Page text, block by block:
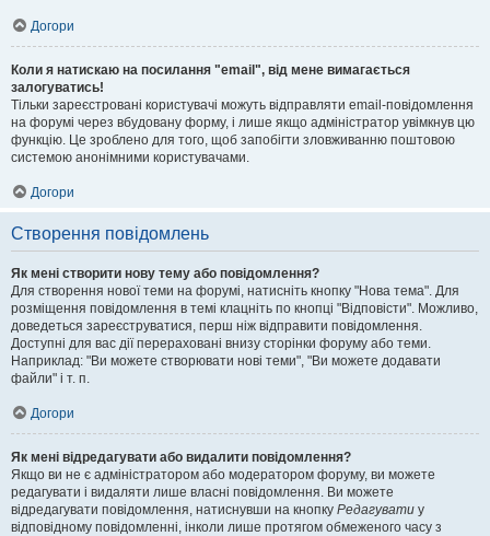
Догори
Коли я натискаю на посилання "email", від мене вимагається
залогуватись!
Тільки зареєстровані користувачі можуть відправляти email-повідомлення
на форумі через вбудовану форму, і лише якщо адміністратор увімкнув цю
функцію. Це зроблено для того, щоб запобігти зловживанню поштовою
системою анонімними користувачами.
Догори
Створення повідомлень
Як мені створити нову тему або повідомлення?
Для створення нової теми на форумі, натисніть кнопку "Нова тема". Для
розміщення повідомлення в темі клацніть по кнопці "Відповісти". Можливо,
доведеться зареєструватися, перш ніж відправити повідомлення.
Доступні для вас дії перераховані внизу сторінки форуму або теми.
Наприклад: "Ви можете створювати нові теми", "Ви можете додавати
файли" і т. п.
Догори
Як мені відредагувати або видалити повідомлення?
Якщо ви не є адміністратором або модератором форуму, ви можете
редагувати і видаляти лише власні повідомлення. Ви можете
відредагувати повідомлення, натиснувши на кнопку Редагувати у
відповідному повідомленні, інколи лише протягом обмеженого часу з